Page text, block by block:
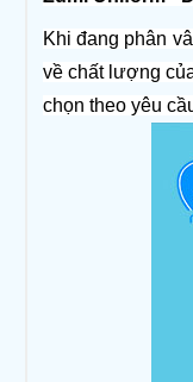
Khi đang phân
về chất lượng
chọn theo yêu